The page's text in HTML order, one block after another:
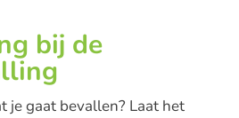
bij de
je gaat bevallen? Laat het